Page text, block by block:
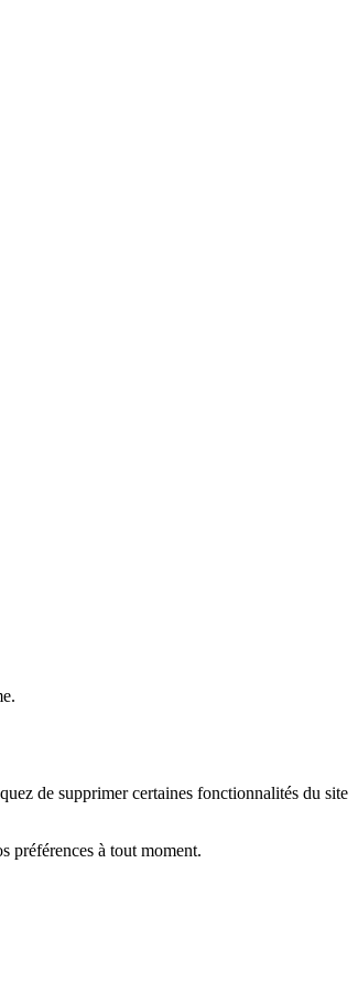
de supprimer certaines fonctionnalités du site
préférences à tout moment.